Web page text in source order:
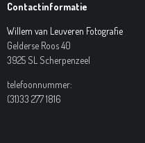
Contactinformatie
Willem van Leuveren Fotografie
Gelderse Roos 40
3925 SL Scherpenzeel
telefoonnummer:
(31)33 277 1816